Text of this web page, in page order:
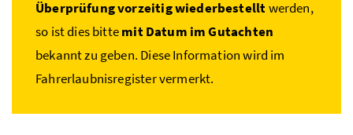
Überprüfung vorzeitig wiederbestelltwerden,
so ist dies bittemit Datum im Gutachten
bekannt zu geben. Diese Information wird im
Fahrerlaubnisregister vermerkt.